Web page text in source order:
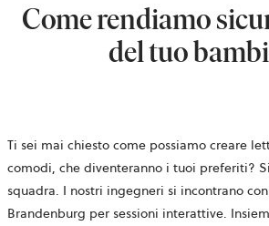
Come rendiamo
del tuo
Ti sei mai chiesto come possiamo creare
comodi, che diventeranno i tuoi preferiti?
squadra. I nostri ingegneri si incontrano
Brandenburg per sessioni interattive.